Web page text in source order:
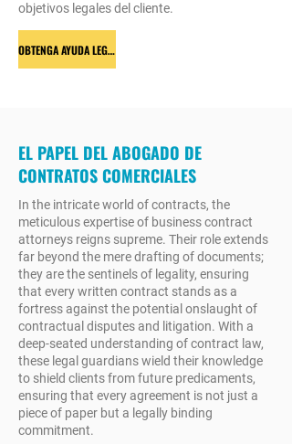
objetivos legales del cliente.
OBTENGA AYUDA LEGAL
EL PAPEL DEL ABOGADO DE
CONTRATOS COMERCIALES
In the intricate world of contracts, the
meticulous expertise of business contract
attorneys reigns supreme. Their role extends
far beyond the mere drafting of documents;
they are the sentinels of legality, ensuring
that every written contract stands as a
fortress against the potential onslaught of
contractual disputes and litigation. With a
deep-seated understanding of contract law,
these legal guardians wield their knowledge
to shield clients from future predicaments,
ensuring that every agreement is not just a
piece of paper but a legally binding
commitment.